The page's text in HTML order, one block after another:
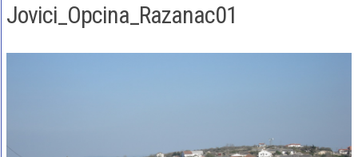
Jovici_Opcina_Razanac01